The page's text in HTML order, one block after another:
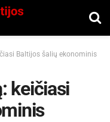
Baltijos šalių ekonominis
keičiasi